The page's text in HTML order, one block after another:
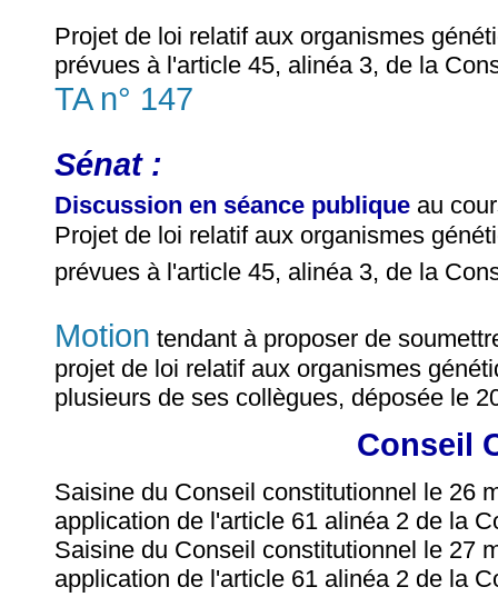
Projet de loi relatif aux organismes
prévues à l'article 45, alinéa 3, de la
TA n° 147
Sénat :
Discussion en séance publique au
Projet de loi relatif aux organismes
prévues à l'article 45, alinéa 3, de la
Motion tendant à proposer de
projet de loi relatif aux organismes
plusieurs de ses collègues, déposée le
Conseil
Saisine du Conseil constitutionnel le 26
application de l'article 61 alinéa 2 de la
Saisine du Conseil constitutionnel le 27
application de l'article 61 alinéa 2 de la